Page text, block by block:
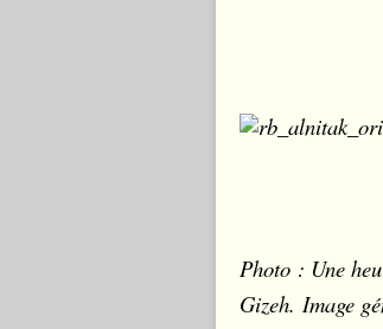
Photo : Une
Gizeh. Image